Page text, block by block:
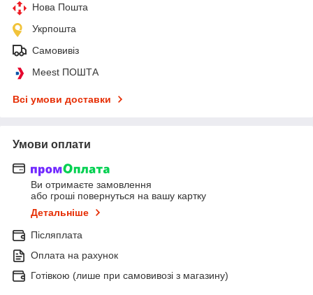
Нова Пошта
Укрпошта
Самовивіз
Meest ПОШТА
Всі умови доставки
Умови оплати
Ви отримаєте замовлення
або гроші повернуться на вашу картку
Детальніше
Післяплата
Оплата на рахунок
Готівкою (лише при самовивозі з магазину)